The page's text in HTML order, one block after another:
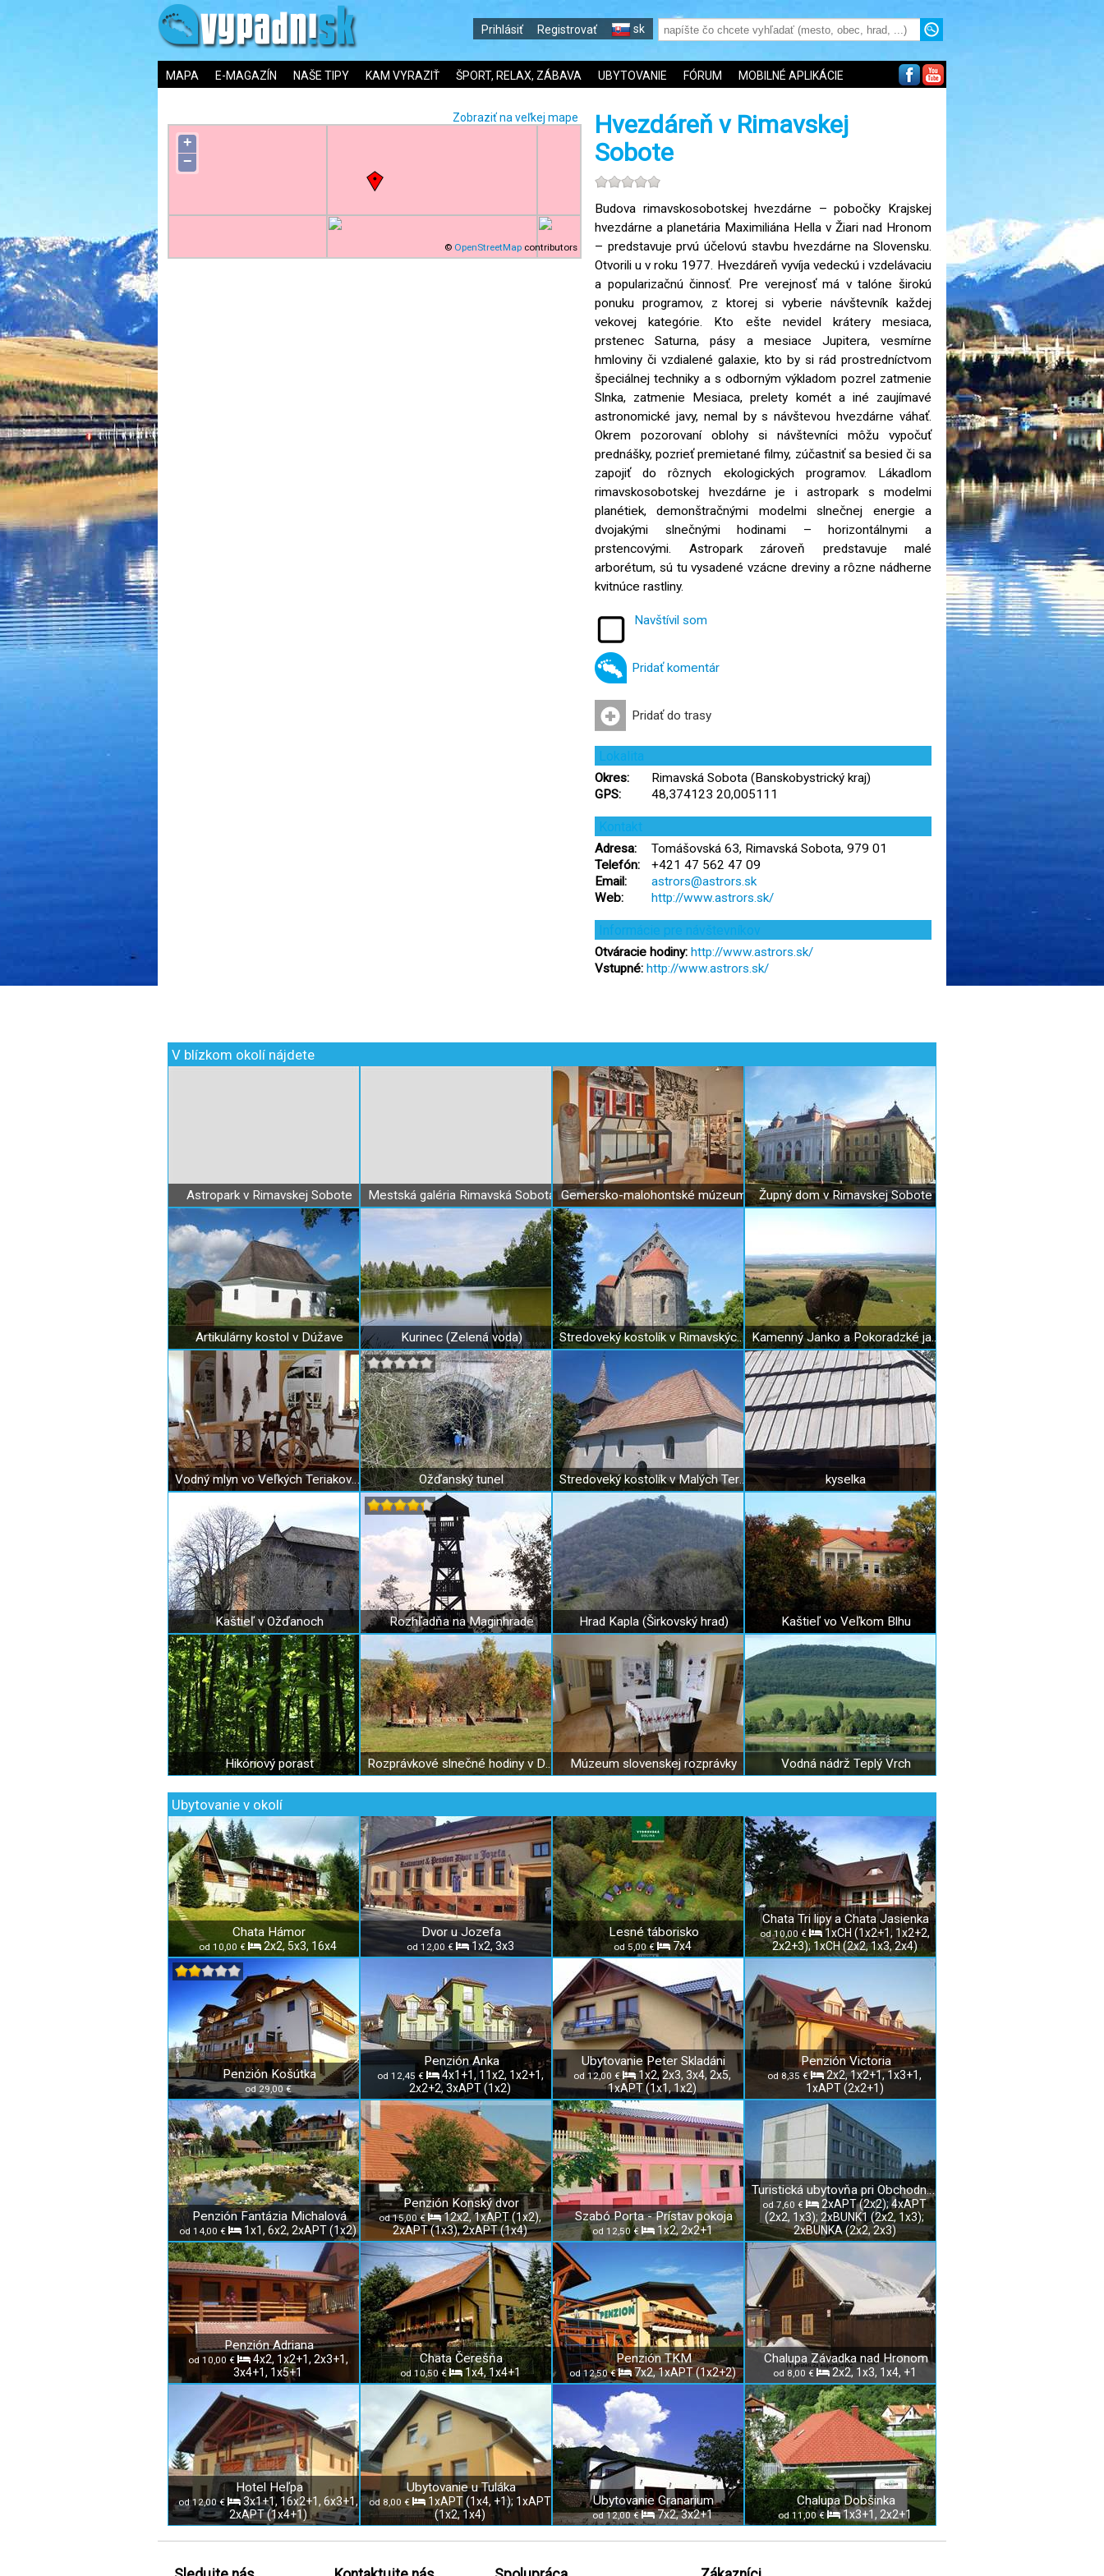
Prihlásiť Registrovať sk
MAPA E-MAGAZÍN NAŠE TIPY KAM VYRAZIŤ ŠPORT, RELAX, ZÁBAVA UBYTOVANIE FÓRUM MOBILNÉ APLIKÁCIE
Zobraziť na veľkej mape
+
−
© OpenStreetMap contributors
Hvezdáreň v Rimavskej
Sobote
Budova rimavskosobotskej hvezdárne – pobočky Krajskej
hvezdárne a planetária Maximiliána Hella v Žiari nad Hronom
– predstavuje prvú účelovú stavbu hvezdárne na Slovensku.
Otvorili u v roku 1977. Hvezdáreň vyvíja vedeckú i vzdelávaciu
a popularizačnú činnosť. Pre verejnosť má v talóne širokú
ponuku programov, z ktorej si vyberie návštevník každej
vekovej kategórie. Kto ešte nevidel krátery mesiaca,
prstenec Saturna, pásy a mesiace Jupitera, vesmírne
hmloviny či vzdialené galaxie, kto by si rád prostredníctvom
špeciálnej techniky a s odborným výkladom pozrel zatmenie
Slnka, zatmenie Mesiaca, prelety komét a iné zaujímavé
astronomické javy, nemal by s návštevou hvezdárne váhať.
Okrem pozorovaní oblohy si návštevníci môžu vypočuť
prednášky, pozrieť premietané filmy, zúčastniť sa besied či sa
zapojiť do rôznych ekologických programov. Lákadlom
rimavskosobotskej hvezdárne je i astropark s modelmi
planétiek, demonštračnými modelmi slnečnej energie a
dvojakými slnečnými hodinami – horizontálnymi a
prstencovými. Astropark zároveň predstavuje malé
arborétum, sú tu vysadené vzácne dreviny a rôzne nádherne
kvitnúce rastliny.
Navštívil som
Pridať komentár
Pridať do trasy
Lokalita
Okres:
Rimavská Sobota (Banskobystrický kraj)
GPS:
48,374123 20,005111
Kontakt
Adresa:
Tomášovská 63, Rimavská Sobota, 979 01
Telefón:
+421 47 562 47 09
Email:
astrors@astrors.sk
Web:
http://www.astrors.sk/
Informácie pre návštevníkov
Otváracie hodiny: http://www.astrors.sk/
Vstupné: http://www.astrors.sk/
V blízkom okolí nájdete
Astropark v Rimavskej Sobote Mestská galéria Rimavská Sobota Gemersko-malohontské múzeum Župný dom v Rimavskej Sobote
Artikulárny kostol v Dúžave Kurinec (Zelená voda) Stredoveký kostolík v Rimavských Janovciach Kamenný Janko a Pokoradzké jazierka
Vodný mlyn vo Veľkých Teriakovciach Ožďanský tunel Stredoveký kostolík v Malých Teriakovciach kyselka
Kaštieľ v Ožďanoch Rozhľadňa na Maginhrade Hrad Kapla (Širkovský hrad) Kaštieľ vo Veľkom Blhu
Hikóriový porast Rozprávkové slnečné hodiny v Drienčanoch Múzeum slovenskej rozprávky Vodná nádrž Teplý Vrch
Ubytovanie v okolí
Chata Hámor
od 10,00 € 2x2, 5x3, 16x4
Dvor u Jozefa
od 12,00 € 1x2, 3x3
Lesné táborisko
od 5,00 € 7x4
Chata Tri lipy a Chata Jasienka
od 10,00 €
1xCH (1x2+1, 1x2+2,
2x2+3); 1xCH (2x2, 1x3, 2x4)
Penzión Košútka
od 29,00 €
Penzión Anka
od 12,45 €
4x1+1, 11x2, 1x2+1,
2x2+2, 3xAPT (1x2)
Ubytovanie Peter Skladáni
od 12,00 €
1x2, 2x3, 3x4, 2x5,
1xAPT (1x1, 1x2)
Penzión Victoria
od 8,35 €
2x2, 1x2+1, 1x3+1,
1xAPT (2x2+1)
Penzión Fantázia Michalová
od 14,00 € 1x1, 6x2, 2xAPT (1x2)
Penzión Konský dvor
od 15,00 €
12x2, 1xAPT (1x2),
2xAPT (1x3), 2xAPT (1x4)
Szabó Porta - Prístav pokoja
od 12,50 € 1x2, 2x2+1
Turistická ubytovňa pri Obchodnej akadémii v Rožňave
od 7,60 €
2xAPT (2x2); 4xAPT
(2x2, 1x3); 2xBUNK1 (2x2, 1x3);
2xBUNKA (2x2, 2x3)
Penzión Adriana
od 10,00 €
4x2, 1x2+1, 2x3+1,
3x4+1, 1x5+1
Chata Čerešňa
od 10,50 € 1x4, 1x4+1
Penzión TKM
od 12,50 € 7x2, 1xAPT (1x2+2)
Chalupa Závadka nad Hronom
od 8,00 € 2x2, 1x3, 1x4, +1
Hotel Heľpa
od 12,00 €
3x1+1, 16x2+1, 6x3+1,
2xAPT (1x4+1)
Ubytovanie u Tuláka
od 8,00 €
1xAPT (1x4, +1); 1xAPT
(1x2, 1x4)
Ubytovanie Granarium
od 12,00 € 7x2, 3x2+1
Chalupa Dobšinka
od 11,00 € 1x3+1, 2x2+1